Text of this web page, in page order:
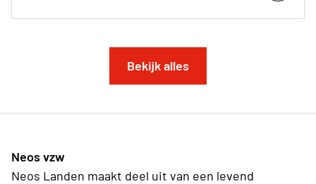
Bekijk alles
Neos vzw
Neos Landen maakt deel uit van een levend